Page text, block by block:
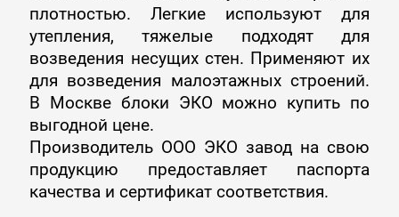
плотностью. Легкие используют для
утепления, тяжелые подходят для
возведения несущих стен. Применяют их
для возведения малоэтажных строений.
В Москве блоки ЭКО можно купить по
выгодной цене.
Производитель ООО ЭКО завод на свою
продукцию предоставляет паспорта
качества и сертификат соответствия.